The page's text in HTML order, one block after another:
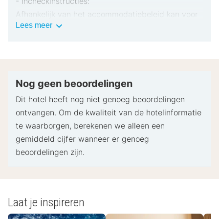
Afhankelijk van het accommodatiebeleid kan voor
extra personen een toeslag in rekening worden
pinpas of borgsom in contanten te verstrekken
Speciale verzoeken worden onder voorbehoud van
beschikbaarheid bij het inchecken ingewilligd.
Hiervoor kunnen extra kosten in rekening worden
gebracht. Speciale verzoeken kunnen niet worden
gegarandeerd.
contante betalingen.
Geaccepteerde mobiele betaalmethoden
Lees meerBelangrijke
Nog geen beoordelingen
Dit hotel heeft nog niet genoeg beoordelingen
ontvangen. Om de kwaliteit van de hotelinformatie
te waarborgen, berekenen we alleen een
gemiddeld cijfer wanneer er genoeg
beoordelingen zijn.
Laat je inspireren